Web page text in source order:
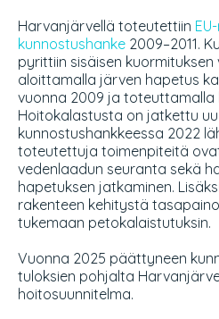
Harvanjärvellä toteutettiin
kunnostushanke 2009–2011.
pyrittiin sisäisen kuormituksen
aloittamalla järven hapetus
vuonna 2009 ja toteuttamalla
Hoitokalastusta on jatkettu
kunnostushankkeessa 2022
toteutettuja toimenpiteitä
vedenlaadun seuranta sekä
hapetuksen jatkaminen.
rakenteen kehitystä
tukemaan petokalaistutuksin.
Vuonna 2025 päättyneen
tuloksien pohjalta
hoitosuunnitelma.